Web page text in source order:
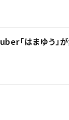
「はまゆう」